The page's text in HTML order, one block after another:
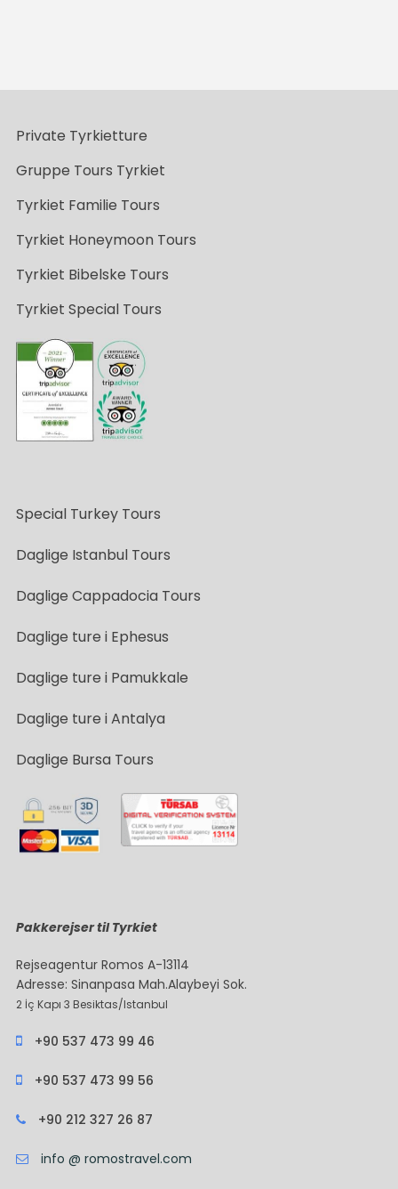
Private Tyrkietture
Gruppe Tours Tyrkiet
Tyrkiet Familie Tours
Tyrkiet Honeymoon Tours
Tyrkiet Bibelske Tours
Tyrkiet Special Tours
Special Turkey Tours
Daglige Istanbul Tours
Daglige Cappadocia Tours
Daglige ture i Ephesus
Daglige ture i Pamukkale
Daglige ture i Antalya
Daglige Bursa Tours
Pakkerejser til Tyrkiet
Rejseagentur Romos A-13114
Adresse: Sinanpasa Mah.Alaybeyi Sok.
2 İç Kapı 3 Besiktas/Istanbul
+90 537 473 99 46
+90 537 473 99 56
+90 212 327 26 87
info @ romostravel.com